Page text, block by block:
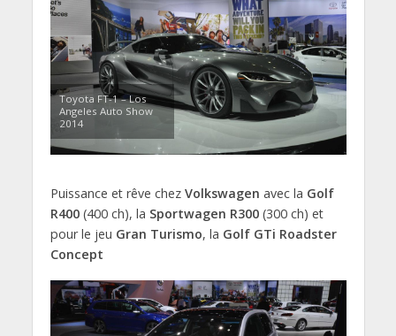
Toyota FT-1 – Los
Angeles Auto Show
2014
Puissance et rêve chez Volkswagen avec la Golf
R400(400 ch), la Sportwagen R300(300 ch) et
pour le jeu Gran Turismo, la Golf GTi Roadster
Concept